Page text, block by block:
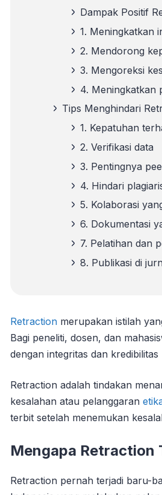
Dampak Positif
1. Meningkatkan
2. Mendorong
3. Mengoreksi
4. Meningkatkan
Tips Menghindari
1. Kepatuhan
2. Verifikasi data
3. Pentingnya
4. Hindari
5. Kolaborasi
6. Dokumentasi
7. Pelatihan dan
8. Publikasi di
Retraction merupakan istilah
Bagi peneliti, dosen, dan
dengan integritas dan kredibilitas
Retraction adalah tindakan
kesalahan atau pelanggaran
terbit setelah menemukan
Mengapa Retraction
Retraction pernah terjadi baru-